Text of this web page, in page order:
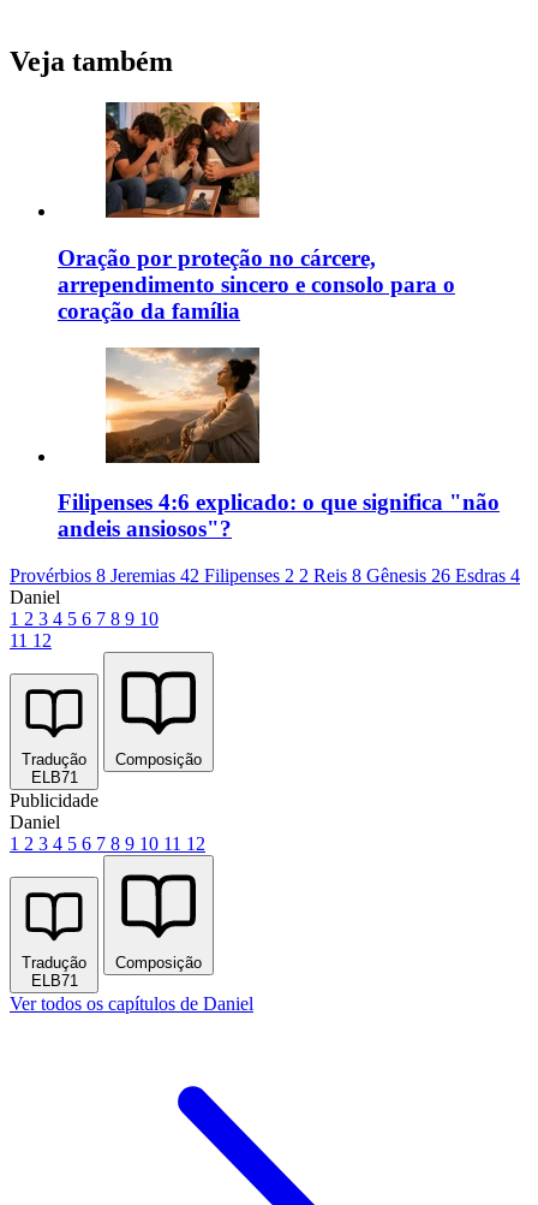
Veja também
Oração por proteção no cárcere,
arrependimento sincero e consolo para o
coração da família
Filipenses 4:6 explicado: o que significa "não
andeis ansiosos"?
Provérbios 8 Jeremias 42 Filipenses 2 2 Reis 8 Gênesis 26 Esdras 4
Daniel
1 2 3 4 5 6 7 8 9 10
11 12
Tradução
ELB71
Composição
Publicidade
Daniel
1 2 3 4 5 6 7 8 9 10 11 12
Tradução
ELB71
Composição
Ver todos os capítulos de Daniel